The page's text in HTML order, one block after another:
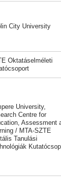
City University
Oktatáselméleti
University,
Centre for
Assessment
/ MTA-SZTE
Tanulási